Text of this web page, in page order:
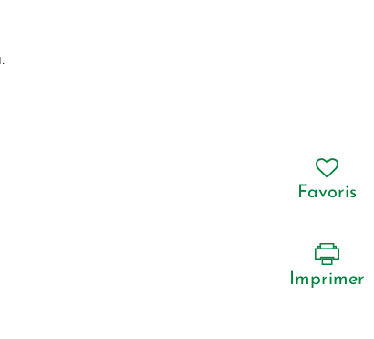
Favoris
Imprimer